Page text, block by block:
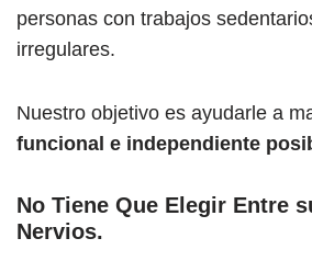
personas con trabajos
irregulares.
Nuestro objetivo es ayudarle a
funcional e independiente
No Tiene Que Elegir Entre
Nervios.